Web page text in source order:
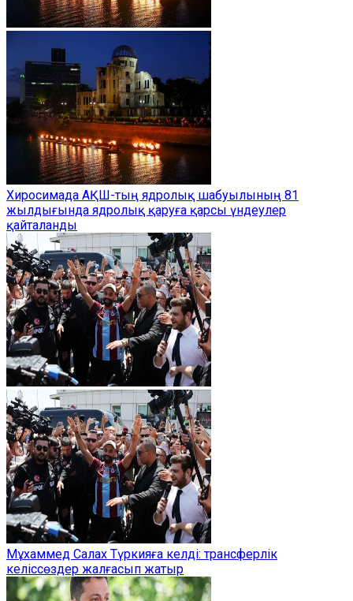
Хиросимада АҚШ-тың ядролық шабуылының 81
жылдығында ядролық қаруға қарсы үндеулер
қайталанды
Мұхаммед Салах Түркияға келді: трансферлік
келіссөздер жалғасып жатыр